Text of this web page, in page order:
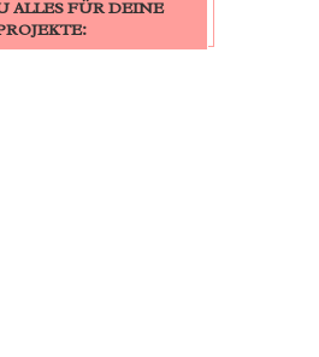
ALLES FÜR DEINE